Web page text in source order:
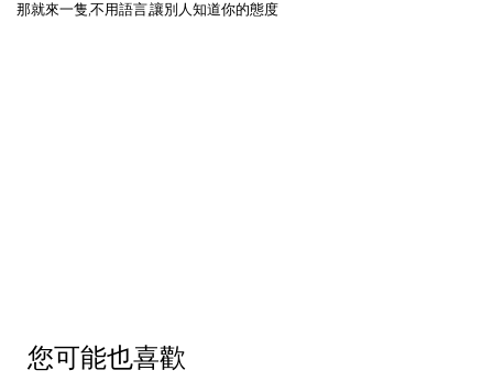
那就來一隻,不用語言,讓別人知道你的態度
您可能也喜歡